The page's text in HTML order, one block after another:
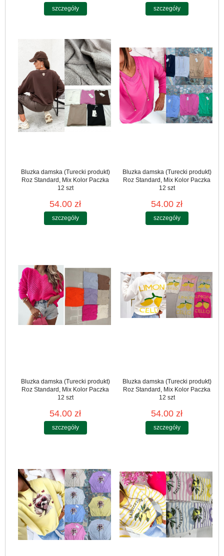
szczegóły szczegóły
Bluzka damska (Turecki produkt)
Roz Standard, Mix Kolor Paczka
12 szt
54.00 zł
szczegóły
Bluzka damska (Turecki produkt)
Roz Standard, Mix Kolor Paczka
12 szt
54.00 zł
szczegóły
Bluzka damska (Turecki produkt)
Roz Standard, Mix Kolor Paczka
12 szt
54.00 zł
szczegóły
Bluzka damska (Turecki produkt)
Roz Standard, Mix Kolor Paczka
12 szt
54.00 zł
szczegóły